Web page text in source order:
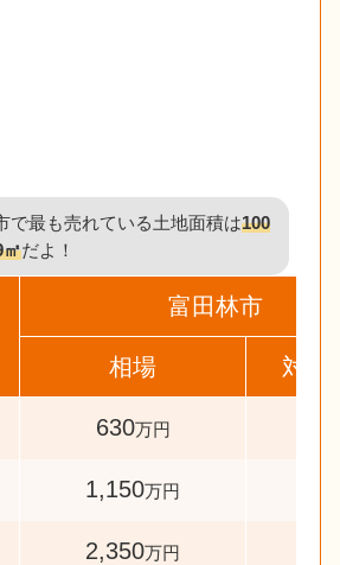
で最も売れている土地面積は100
㎡だよ！
富田林市
相場 対象
630万円
1,150万円
2,350万円